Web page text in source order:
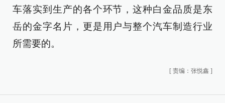
车落实到生产的各个环节，这种白金品质是东
岳的金字名片，更是用户与整个汽车制造行业
所需要的。
[ 责编：张悦鑫 ]